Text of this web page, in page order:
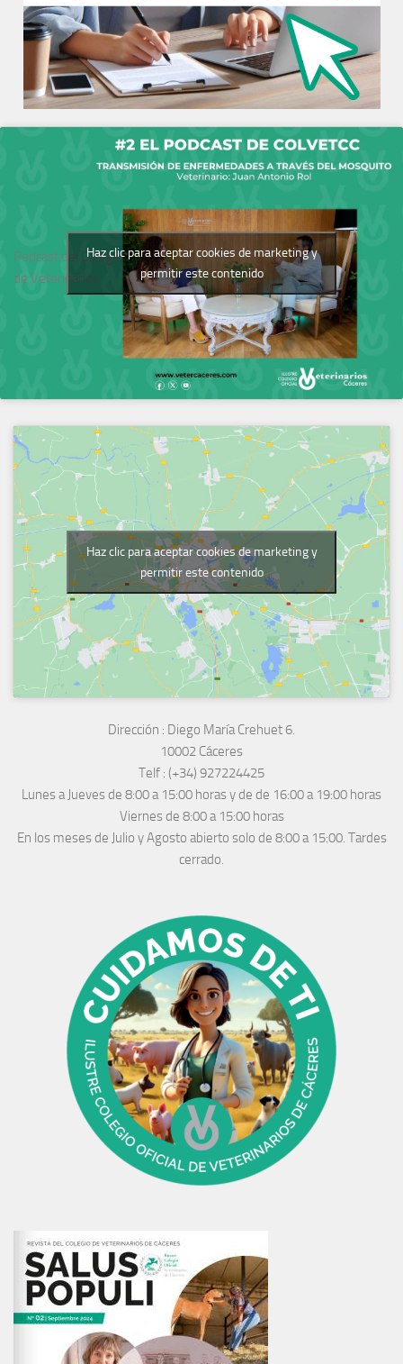
Podcast del Colegio
de Veterinarios
Haz clic para aceptar cookies de marketing y
permitir este contenido
Haz clic para aceptar cookies de marketing y
permitir este contenido
Dirección : Diego María Crehuet 6.
10002 Cáceres
Telf : (+34) 927224425
Lunes a Jueves de 8:00 a 15:00 horas y de de 16:00 a 19:00 horas
Viernes de 8:00 a 15:00 horas
En los meses de Julio y Agosto abierto solo de 8:00 a 15:00. Tardes
cerrado.